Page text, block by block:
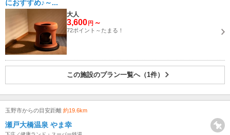
におすすめ♪～...
大人
3,600 円 ～
72ポイント～たまる！
この施設のプラン一覧へ（1件）
玉野市からの目安距離 約19.6km
瀬戸大橋温泉 やま幸